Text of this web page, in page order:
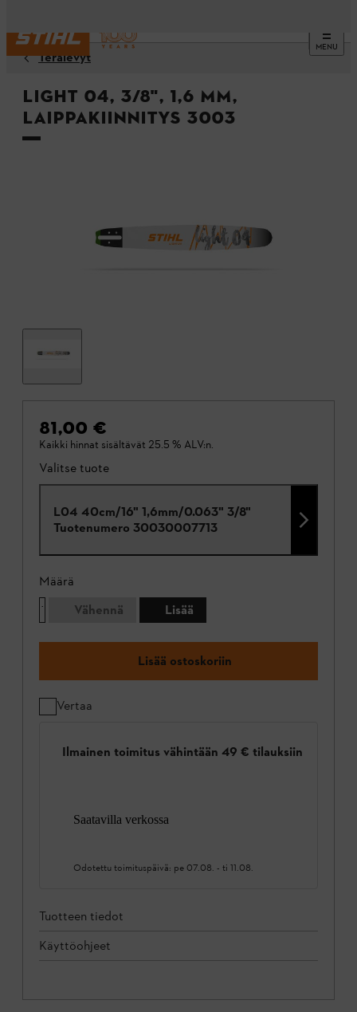
MENU
Terälevyt
Light 04, 3/8", 1,6 mm,
laippakiinnitys 3003
81,00 €
Kaikki hinnat sisältävät 25.5 % ALV:n.
Valitse tuote
L04 40cm/16" 1,6mm/0.063" 3/8"
Tuotenumero 30030007713
Määrä
Vähennä
Lisää
Lisää ostoskoriin
Vertaa
Ilmainen toimitus vähintään 49 € tilauksiin
Saatavilla verkossa
Odotettu toimituspäivä: pe 07.08. - ti 11.08.
Tuotteen tiedot
Käyttöohjeet